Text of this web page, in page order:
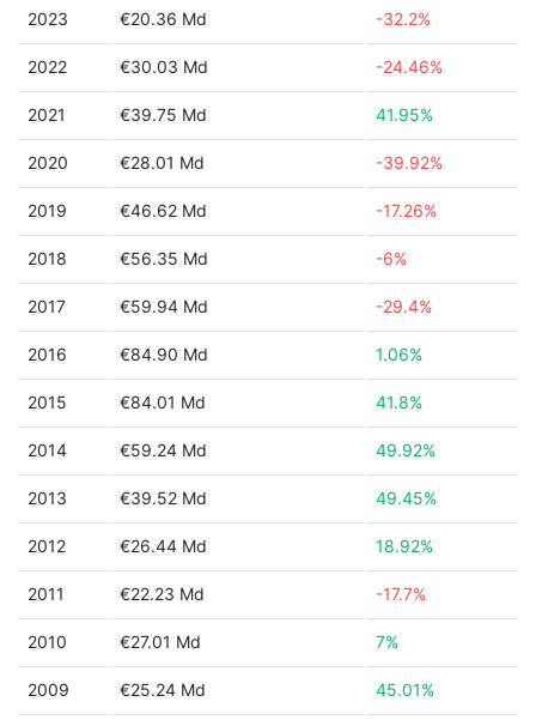
2023 €20.36 Md -32.2%
2022 €30.03 Md -24.46%
2021 €39.75 Md 41.95%
2020 €28.01 Md -39.92%
2019 €46.62 Md -17.26%
2018 €56.35 Md -6%
2017 €59.94 Md -29.4%
2016 €84.90 Md 1.06%
2015 €84.01 Md 41.8%
2014 €59.24 Md 49.92%
2013 €39.52 Md 49.45%
2012 €26.44 Md 18.92%
2011 €22.23 Md -17.7%
2010 €27.01 Md 7%
2009 €25.24 Md 45.01%